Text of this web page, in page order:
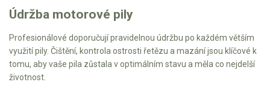
Aku křovinořezy a vyžínače
Aku pily
Aku sekačky
Aku STIHL
Údržba motorové pily
Profesionálové doporučují pravidelnou údržbu po každém větším
využití pily. Čištění, kontrola ostrosti řetězu a mazání jsou klíčové k
tomu, aby vaše pila zůstala v optimálním stavu a měla co nejdelší
životnost.